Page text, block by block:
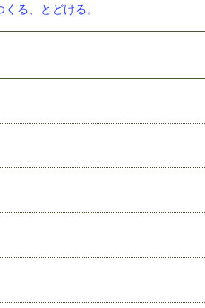
る、とどける。